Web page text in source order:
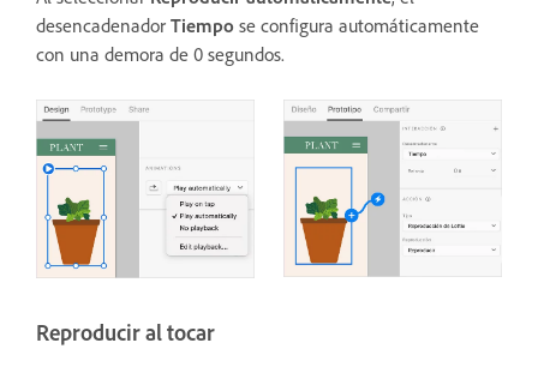
desencadenador Tiempo se configura automáticamente
con una demora de 0 segundos.
Reproducir al tocar